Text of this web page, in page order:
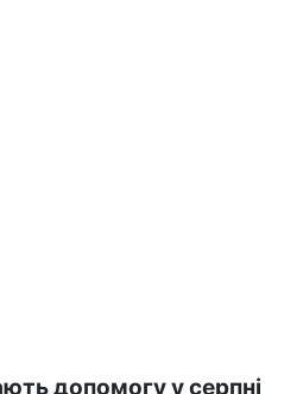
допомогу у серпні